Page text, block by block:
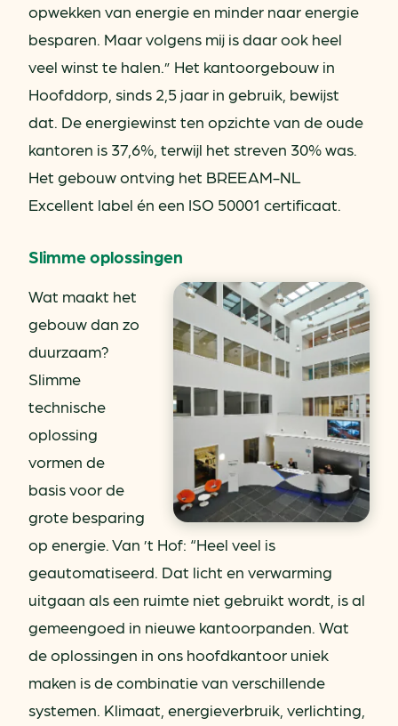
opwekken van energie en minder naar energie
besparen. Maar volgens mij is daar ook heel
veel winst te halen.” Het kantoorgebouw in
Hoofddorp, sinds 2,5 jaar in gebruik, bewijst
dat. De energiewinst ten opzichte van de oude
kantoren is 37,6%, terwijl het streven 30% was.
Het gebouw ontving het BREEAM-NL
Excellent label én een ISO 50001 certificaat.
Slimme oplossingen
Wat maakt het
gebouw dan zo
duurzaam?
Slimme
technische
oplossing
vormen de
basis voor de
grote besparing
op energie. Van ’t Hof: “Heel veel is
geautomatiseerd. Dat licht en verwarming
uitgaan als een ruimte niet gebruikt wordt, is al
gemeengoed in nieuwe kantoorpanden. Wat
de oplossingen in ons hoofdkantoor uniek
maken is de combinatie van verschillende
systemen. Klimaat, energieverbruik, verlichting,